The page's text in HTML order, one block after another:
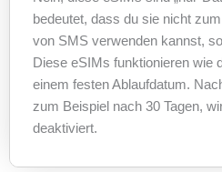
bedeutet, dass du sie nicht
von SMS verwenden kannst,
Diese eSIMs funktionieren wie
einem festen Ablaufdatum.
zum Beispiel nach 30 Tagen,
deaktiviert.